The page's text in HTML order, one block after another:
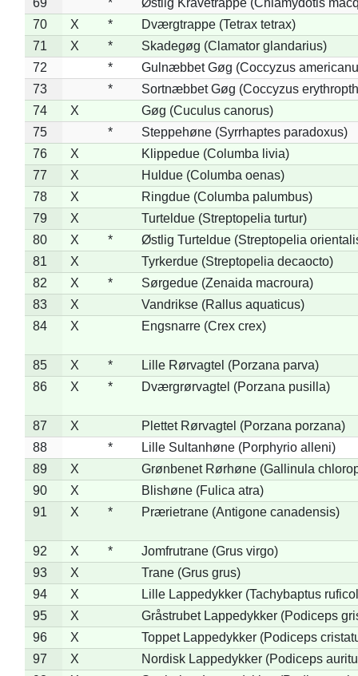
70
X *
Dværgtrappe (Tetrax tetrax)
71
X *
Skadegøg (Clamator glandarius)
72
*
Gulnæbbet Gøg (Coccyzus
73
*
Sortnæbbet Gøg (Coccyzus
74
X
Gøg (Cuculus canorus)
75
*
Steppehøne (Syrrhaptes paradoxus)
76
X
Klippedue (Columba livia)
77
X
Huldue (Columba oenas)
78
X
Ringdue (Columba palumbus)
79
X
Turteldue (Streptopelia turtur)
80
X *
Østlig Turteldue (Streptopelia
81
X
Tyrkerdue (Streptopelia decaocto)
82
X *
Sørgedue (Zenaida macroura)
83
X
Vandrikse (Rallus aquaticus)
84
X Engsnarre (Crex crex)
85 X *
Lille Rørvagtel (Porzana parva)
86
X * Dværgrørvagtel (Porzana pusilla)
87 X
Plettet Rørvagtel (Porzana porzana)
88
*
Lille Sultanhøne (Porphyrio alleni)
89
X
Grønbenet Rørhøne (Gallinula
90
X
Blishøne (Fulica atra)
91
X * Prærietrane (Antigone canadensis)
92 X *
Jomfrutrane (Grus virgo)
93
X
Trane (Grus grus)
94
X
Lille Lappedykker (Tachybaptus
95
X
Gråstrubet Lappedykker (Podiceps
96
X
Toppet Lappedykker (Podiceps
97
X
Nordisk Lappedykker (Podiceps